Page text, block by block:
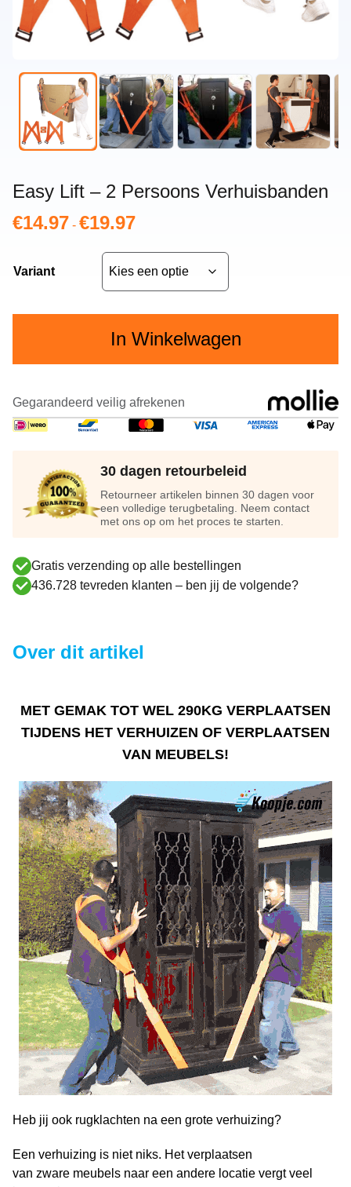
Easy Lift – 2 Persoons Verhuisbanden
€14.97 - €19.97Prijsklasse:
tot
€19.97
Variant
In Winkelwagen
Gegarandeerd veilig afrekenen
30 dagen retourbeleid
Retourneer artikelen binnen 30 dagen voor
een volledige terugbetaling. Neem contact
met ons op om het proces te starten.
Gratis verzending op alle bestellingen
436.728 tevreden klanten – ben jij de volgende?
Over dit artikel
MET GEMAK TOT WEL 290KG VERPLAATSEN
TIJDENS HET VERHUIZEN OF VERPLAATSEN
VAN MEUBELS!
Heb jij ook rugklachten na een grote verhuizing?
Een verhuizing is niet niks. Het verplaatsen
van zware meubels naar een andere locatie vergt veel